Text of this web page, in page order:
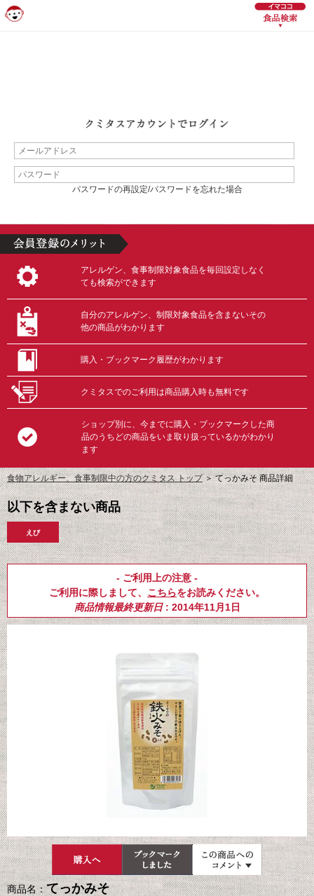
パスワードの再設定/パスワードを忘れた場合
アレルゲン、食事制限対象食品を毎回設定しなく
ても検索ができます
自分のアレルゲン、制限対象食品を含まないその
他の商品がわかります
購入・ブックマーク履歴がわかります
クミタスでのご利用は商品購入時も無料です
ショップ別に、今までに購入・ブックマークした商
品のうちどの商品をいま取り扱っているかがわかり
ます
食物アレルギー、食事制限中の方のクミタス トップ＞てっかみそ 商品詳細
以下を含まない商品
えび
- ご利用上の注意 -
ご利用に際しまして、 こちらをお読みください。
商品情報最終更新日: 2014年11月1日
商品名：てっかみそ